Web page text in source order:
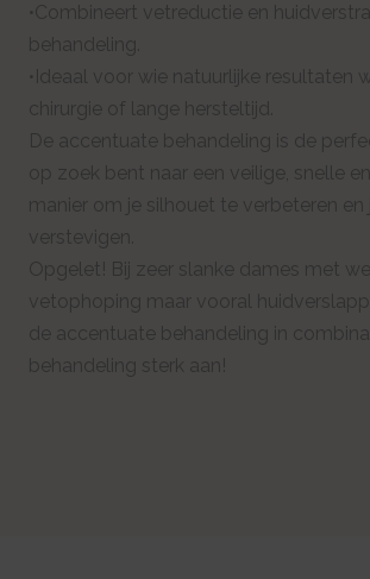
•Combineert vetreductie en
behandeling.
•Ideaal voor wie natuurlijke resultaten
chirurgie of lange hersteltijd.
De accentuate behandeling is de
op zoek bent naar een veilige, snelle
manier om je silhouet te verbeteren en
verstevigen.
Opgelet! Bij zeer slanke dames met
vetophoping maar vooral
de accentuate behandeling in
behandeling sterk aan!